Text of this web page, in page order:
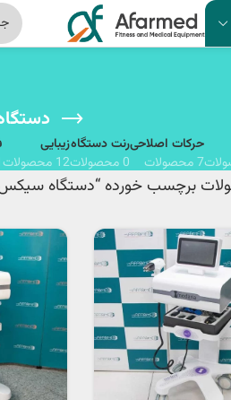
حرکات اصلاحی
7 محصولات
رنت دستگاه
0 محصولات
زیبایی
12 محصولات
برچسب خورده “دستگاه